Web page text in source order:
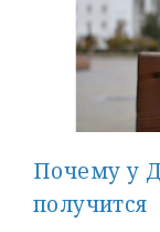
Почему у
получится